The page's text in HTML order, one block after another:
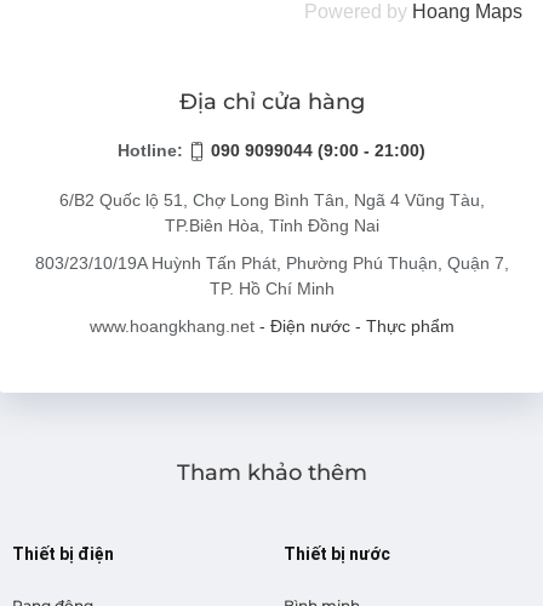
Powered by Hoang Maps
Địa chỉ cửa hàng
Hotline: 090 9099044 (9:00 - 21:00)
6/B2 Quốc lộ 51, Chợ Long Bình Tân, Ngã 4 Vũng Tàu,
TP.Biên Hòa, Tỉnh Đồng Nai
803/23/10/19A Huỳnh Tấn Phát, Phường Phú Thuận, Quận 7,
TP. Hồ Chí Minh
www.hoangkhang.net - Điện nước - Thực phẩm
Tham khảo thêm
Thiết bị điện Thiết bị nước